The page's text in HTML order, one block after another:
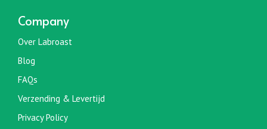
Company
Over Labroast
Blog
FAQs
Verzending & Levertijd
Privacy Policy